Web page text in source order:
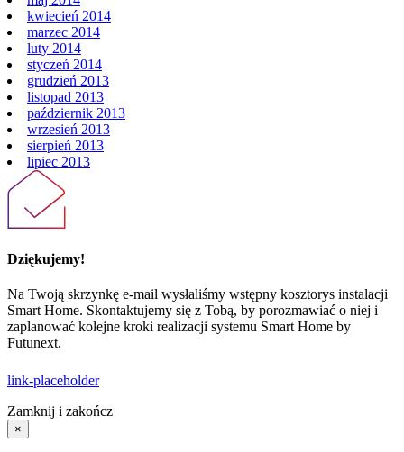
kwiecień 2014
marzec 2014
luty 2014
styczeń 2014
grudzień 2013
listopad 2013
październik 2013
wrzesień 2013
sierpień 2013
lipiec 2013
Dziękujemy!
Na Twoją skrzynkę e-mail wysłaliśmy wstępny kosztorys instalacji
Smart Home. Skontaktujemy się z Tobą, by porozmawiać o niej i
zaplanować kolejne kroki realizacji systemu Smart Home by
Futunext.
link-placeholder
Zamknij i zakończ
×